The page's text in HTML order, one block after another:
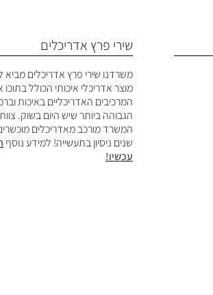
שירי פרץ אדריכלים
משרדנו שירי פרץ אדריכלים מביא
מוצר אדריכלי איכותי הכולל
המרכיבים האדריכליים באיכות
הגבוהה ביותר שיש היום בשוק. צוות
המשרד מורכב מאדריכלים
שנים ניסיון בתעשייה! למידע נוסף
עכשיו!